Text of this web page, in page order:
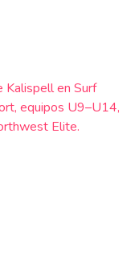
Kalispell en Surf
equipos U9–U14,
Elite.